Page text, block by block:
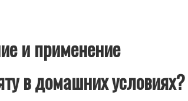
и применение
в домашних условиях?